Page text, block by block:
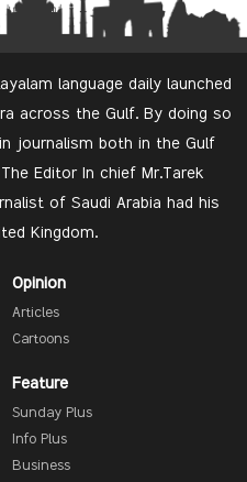
language daily launched
across the Gulf. By doing so
journalism both in the Gulf
Editor In chief Mr.Tarek
of Saudi Arabia had his
Kingdom.
Opinion
Articles
Cartoons
Feature
Sunday Plus
Info Plus
Business